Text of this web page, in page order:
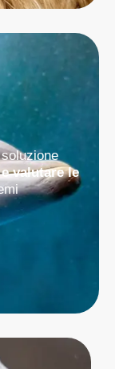
valutare le